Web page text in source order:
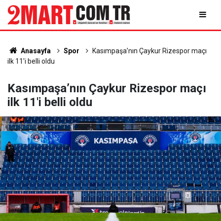
Anasayfa Spor
Kasımpaşa’nın Çaykur Rizespor maçı
ilk 11'i belli oldu
Kasımpaşa’nın Çaykur Rizespor maçı
ilk 11'i belli oldu